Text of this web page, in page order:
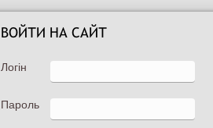
ВОЙТИ НА САЙТ
Логін
Пароль